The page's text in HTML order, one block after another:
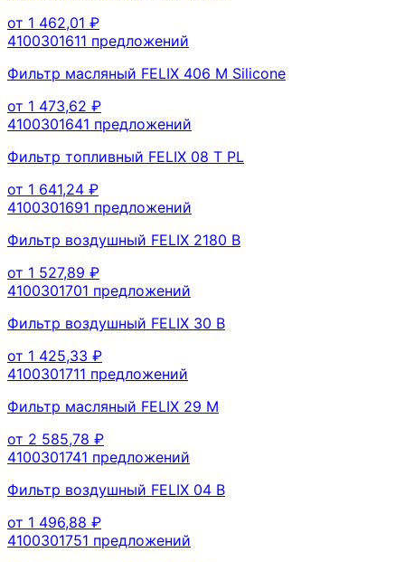
от 1 462,01 ₽
4100301611 предложений
Фильтр масляный FELIX 406 М Silicone
от 1 473,62 ₽
4100301641 предложений
Фильтр топливный FELIX 08 T PL
от 1 641,24 ₽
4100301691 предложений
Фильтр воздушный FELIX 2180 В
от 1 527,89 ₽
4100301701 предложений
Фильтр воздушный FELIX 30 В
от 1 425,33 ₽
4100301711 предложений
Фильтр масляный FELIX 29 M
от 2 585,78 ₽
4100301741 предложений
Фильтр воздушный FELIX 04 В
от 1 496,88 ₽
4100301751 предложений